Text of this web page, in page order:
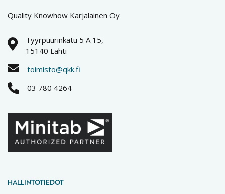
Quality Knowhow Karjalainen Oy
Tyyrpuurinkatu 5 A 15,
15140 Lahti
toimisto@qkk.fi
03 780 4264
HALLINTOTIEDOT